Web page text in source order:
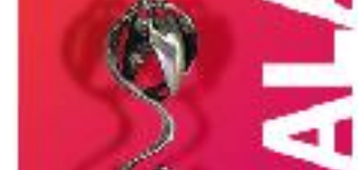
Das war 2018
Das war 2017